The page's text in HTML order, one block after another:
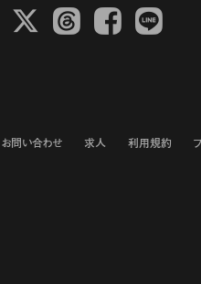
𝕏 Threads Facebook LINE
お問い合わせ 求人 利用規約